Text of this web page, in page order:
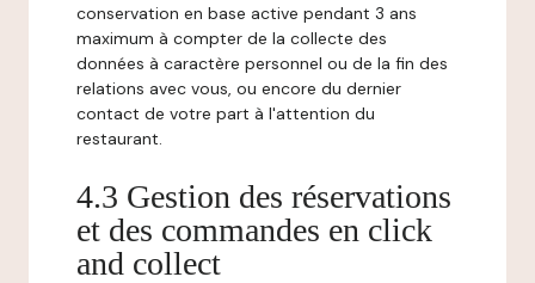
conservation en base active pendant 3 ans
maximum à compter de la collecte des
données à caractère personnel ou de la fin des
relations avec vous, ou encore du dernier
contact de votre part à l'attention du
restaurant.
4.3 Gestion des réservations
et des commandes en click
and collect